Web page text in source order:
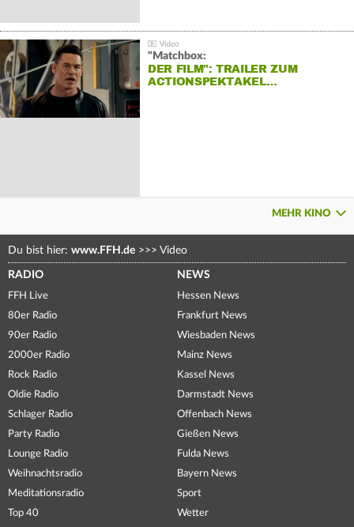
"Matchbox:
DER FILM": TRAILER ZUM
ACTIONSPEKTAKEL…
MEHR KINO
Du bist hier: www.FFH.de >>> Video
RADIO
FFH Live
80er Radio
90er Radio
2000er Radio
Rock Radio
Oldie Radio
Schlager Radio
Party Radio
Lounge Radio
Weihnachtsradio
Meditationsradio
Top 40
NEWS
Hessen News
Frankfurt News
Wiesbaden News
Mainz News
Kassel News
Darmstadt News
Offenbach News
Gießen News
Fulda News
Bayern News
Sport
Wetter